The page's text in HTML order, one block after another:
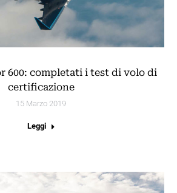
600: completati i test di volo di
certificazione
15 Marzo 2019
Leggi